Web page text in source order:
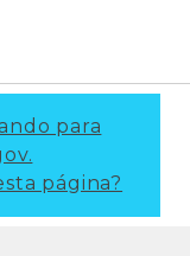
para
página?